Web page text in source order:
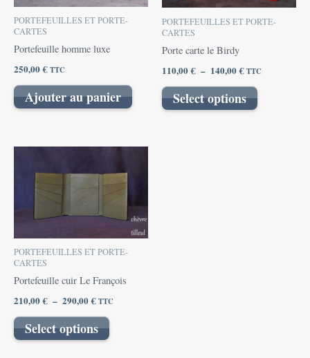
PORTEFEUILLES ET PORTE-
CARTES
Portefeuille homme luxe
250,00€TTC
Ajouter au panier
PORTEFEUILLES ET PORTE-
CARTES
Porte carte le Birdy
110,00€ – 140,00€TTC
Select options
Les
options
choisies
sur
la
PORTEFEUILLES ET PORTE-
CARTES
Portefeuille cuir Le François
210,00€ – 290,00€
Plage
prix :
210,00 €
290,00 €
TTC
Select options
produit
a
plusieurs
variations.
Les
options
être
choisies
sur
la